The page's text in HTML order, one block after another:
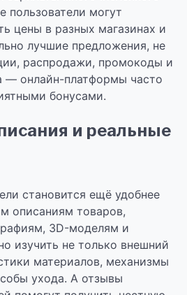
пользователи могут
цены в разных магазинах и
лучшие предложения, не
распродажи, промокоды и
— онлайн-платформы часто
бонусами.
и реальные
становится ещё удобнее
описаниям товаров,
3D-моделям и
изучить не только внешний
материалов, механизмы
ухода. А отзывы